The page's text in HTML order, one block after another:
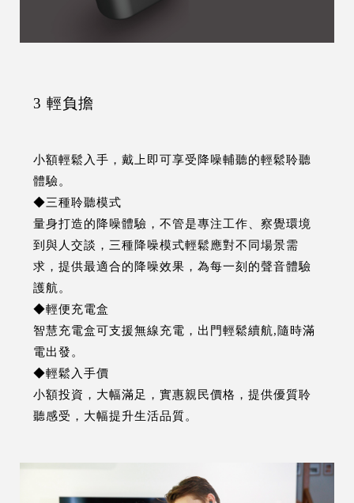
3 輕負擔
小額輕鬆入手，戴上即可享受降噪輔聽的輕鬆聆聽
體驗。
◆三種聆聽模式
量身打造的降噪體驗，不管是專注工作、察覺環境
到與人交談，三種降噪模式輕鬆應對不同場景需
求，提供最適合的降噪效果，為每一刻的聲音體驗
護航。
◆輕便充電盒
智慧充電盒可支援無線充電，出門輕鬆續航,隨時滿
電出發。
◆輕鬆入手價
小額投資，大幅滿足，實惠親民價格，提供優質聆
聽感受，大幅提升生活品質。